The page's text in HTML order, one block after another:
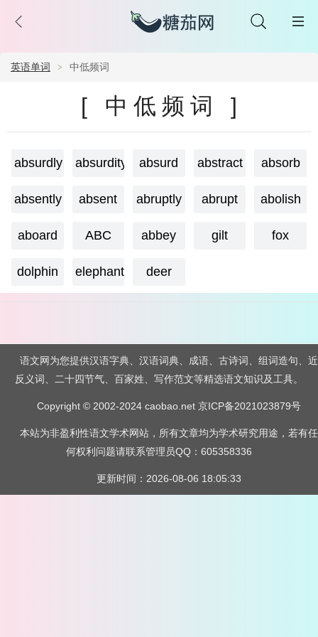
英语单词 中低频词
[ 中低频词 ]
absurdly absurdity absurd abstract absorb
absently absent abruptly abrupt abolish
aboard ABC abbey gilt fox
dolphin elephant deer
语文网为您提供汉语字典、汉语词典、成语、古诗词、组词造句、近
反义词、二十四节气、百家姓、写作范文等精选语文知识及工具。
Copyright © 2002-2024 caobao.net 京ICP备2021023879号
本站为非盈利性语文学术网站，所有文章均为学术研究用途，若有任
何权利问题请联系管理员QQ：605358336
更新时间：2026-08-06 18:05:33